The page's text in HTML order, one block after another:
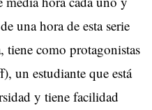
una hora de esta serie
como protagonistas
un estudiante que está
y tiene facilidad